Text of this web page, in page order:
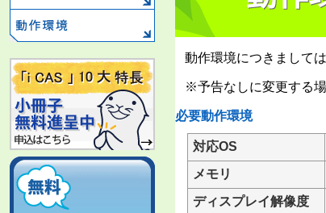
動作環境につきまして
※予告なしに変更する
必要動作環境
対応OS
メモリ
ディスプレイ解像度